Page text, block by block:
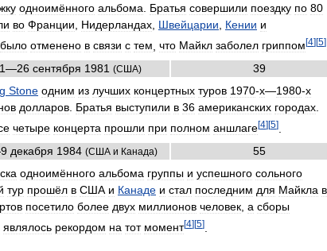
одноимённого альбома Братья совершили поездку по 80
во Франции Нидерландах Швейцарии Кении и
было отменено в связи с тем что Майкл заболел гриппом[4][5]
—26 сентября 1981 (США)
39
Stone одним из лучших концертных туров 1970-х—1980-х
долларов Братья выступили в 36 американских городах
четыре концерта прошли при полном аншлаге[4][5]
9 декабря 1984 (США и Канада)
55
одноимённого альбома группы и успешного сольного
тур прошёл в США и Канаде и стал последним для Майкла в
посетило более двух миллионов человек а сборы
являлось рекордом на тот момент[4][5]